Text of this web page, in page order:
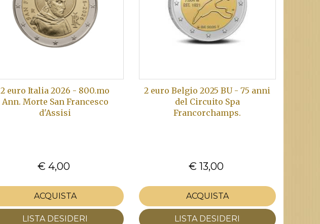
2 euro Italia 2026 - 800.mo
Ann. Morte San Francesco
d'Assisi
€ 4,00
ACQUISTA
LISTA DESIDERI
2 euro Belgio 2025 BU - 75 anni
del Circuito Spa
Francorchamps.
€ 13,00
ACQUISTA
LISTA DESIDERI